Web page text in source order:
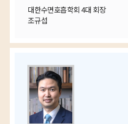
대한수면호흡학회 4대 회장
조규섭